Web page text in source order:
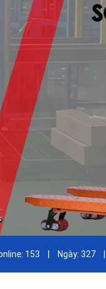
153 | Ngày: 327 |